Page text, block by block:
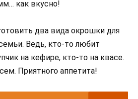
как вкусно!
два вида окрошки для
Ведь, кто-то любит
на кефире, кто-то на квасе.
Приятного аппетита!